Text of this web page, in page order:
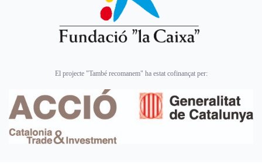
El projecte "També recomanem" ha estat cofinançat per: